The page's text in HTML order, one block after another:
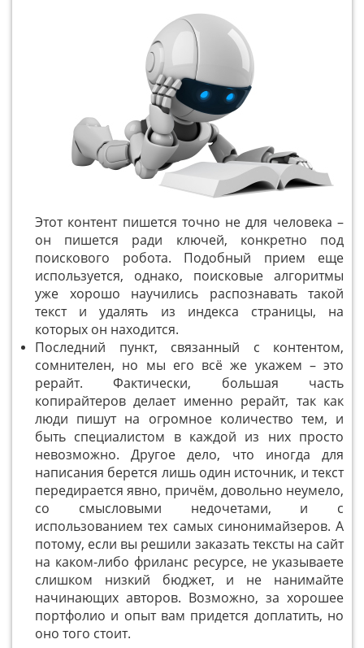
Этот контент пишется точно не для человека –
он пишется ради ключей, конкретно под
поискового робота. Подобный прием еще
используется, однако, поисковые алгоритмы
уже хорошо научились распознавать такой
текст и удалять из индекса страницы, на
которых он находится.
Последний пункт, связанный с контентом,
сомнителен, но мы его всё же укажем – это
рерайт. Фактически, большая часть
копирайтеров делает именно рерайт, так как
люди пишут на огромное количество тем, и
быть специалистом в каждой из них просто
невозможно. Другое дело, что иногда для
написания берется лишь один источник, и текст
передирается явно, причём, довольно неумело,
со смысловыми недочетами, и с
использованием тех самых синонимайзеров. А
потому, если вы решили заказать тексты на сайт
на каком-либо фриланс ресурсе, не указываете
слишком низкий бюджет, и не нанимайте
начинающих авторов. Возможно, за хорошее
портфолио и опыт вам придется доплатить, но
оно того стоит.